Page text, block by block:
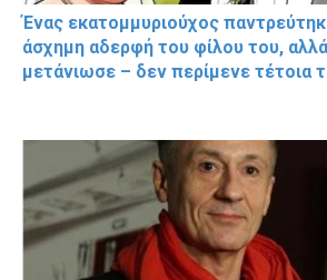
Ένας εκατομμυριούχος
άσχημη αδερφή του φίλου του,
μετάνιωσε – δεν περίμενε τέτοια